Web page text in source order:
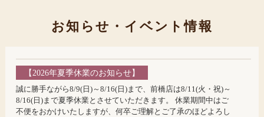
お知らせ・イベント情報
【2026年夏季休業のお知らせ】
誠に勝手ながら8/9(日)～8/16(日)まで、前橋店は8/11(火・祝)～
8/16(日)まで夏季休業とさせていただきます。 休業期間中はご
不便をおかけいたしますが、何卒ご理解とご了承のほどよろし